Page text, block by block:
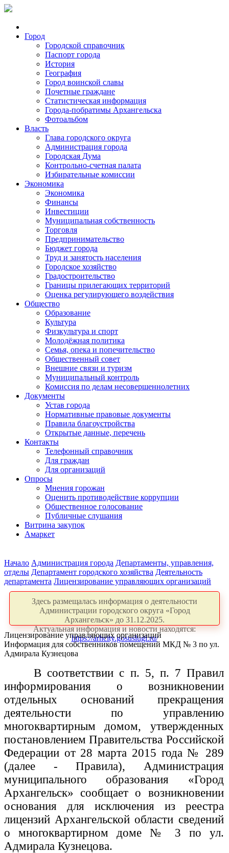
Город
Городской справочник
Паспорт города
История
География
Город воинской славы
Почетные граждане
Статистическая информация
Города-побратимы Архангельска
Фотоальбом
Власть
Глава городского округа
Администрация города
Городская Дума
Контрольно-счетная палата
Избирательные комиссии
Экономика
Экономика
Финансы
Инвестиции
Муниципальная собственность
Торговля
Предпринимательство
Бюджет города
Труд и занятость населения
Городское хозяйство
Градостроительство
Границы прилегающих территорий
Оценка регулирующего воздействия
Общество
Образование
Культура
Физкультура и спорт
Молодёжная политика
Семья, опека и попечительство
Общественный совет
Внешние связи и туризм
Муниципальный контроль
Комиссия по делам несовершеннолетних
Документы
Устав города
Нормативные правовые документы
Правила благоустройства
Открытые данные, перечень
Контакты
Телефонный справочник
Для граждан
Для организаций
Опросы
Мнения горожан
Оценить противодействие коррупции
Общественное голосование
Публичные слушания
Витрина закупок
Амаркет
Начало Администрация города Департаменты, управления,
отделы Департамент городского хозяйства Деятельность
департамента Лицензирование управляющих организаций
Здесь размещалась информация о деятельности
Администрации городского округа «Город
Архангельск» до 31.12.2025.
Актуальная информация и новости находятся:
https://arhcity.gosuslugi.ru/
Лицензирование управляющих организаций
Информация для собственников помещений МКД № 3 по ул.
Адмирала Кузнецова
В соответствии с п. 5, п. 7 Правил
информирования о возникновении
отдельных оснований прекращения
деятельности по управлению
многоквартирным домом, утвержденных
постановлением Правительства Российской
Федерации от 28 марта 2015 года № 289
(далее - Правила), Администрация
муниципального образования «Город
Архангельск» сообщает о возникновении
основания для исключения из реестра
лицензий Архангельской области сведений
о многоквартирном доме№ 3 по ул.
Адмирала Кузнецова.